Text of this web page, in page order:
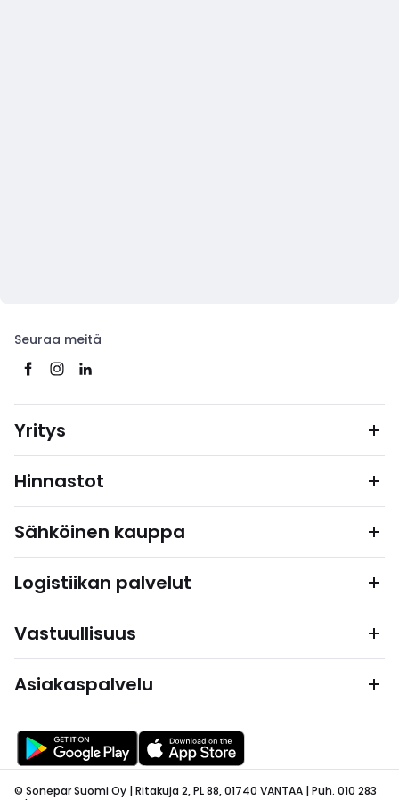
Seuraa meitä
Yritys
Hinnastot
Sähköinen kauppa
Logistiikan palvelut
Vastuullisuus
Asiakaspalvelu
© Sonepar Suomi Oy | Ritakuja 2, PL 88, 01740 VANTAA | Puh. 010 283